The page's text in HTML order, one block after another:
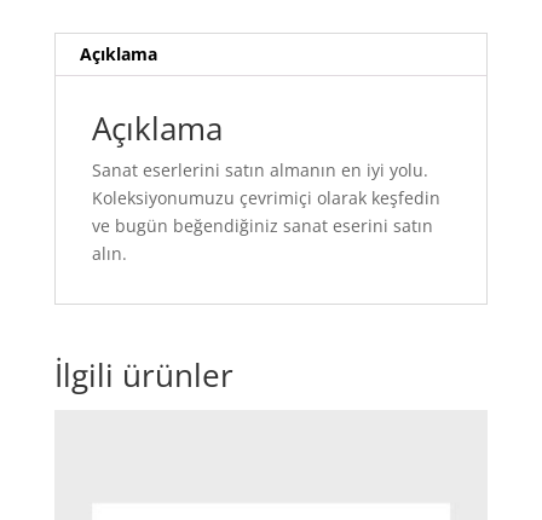
Açıklama
Açıklama
Sanat eserlerini satın almanın en iyi yolu.
Koleksiyonumuzu çevrimiçi olarak keşfedin
ve bugün beğendiğiniz sanat eserini satın
alın.
İlgili ürünler